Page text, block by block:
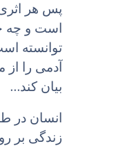
پس هر
است و چه
توانسته
آدمى را
بیان کند...
انسان در
زندگى بر